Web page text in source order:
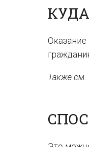
Также см.